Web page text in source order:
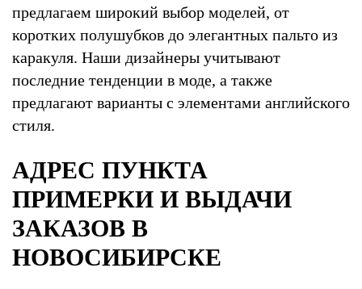
предлагаем широкий выбор моделей, от
коротких полушубков до элегантных пальто из
каракуля. Наши дизайнеры учитывают
последние тенденции в моде, а также
предлагают варианты с элементами английского
стиля.
АДРЕС ПУНКТА
ПРИМЕРКИ И ВЫДАЧИ
ЗАКАЗОВ В
НОВОСИБИРСКЕ